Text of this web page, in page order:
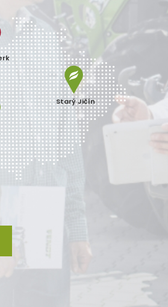
Starý Jičín